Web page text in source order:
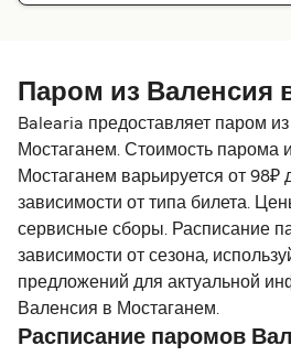
Паром из Валенсия
Balearia предоставляет паром
Мостаганем. Стоимость парома
Мостаганем варьируется от 98₽
зависимости от типа билета.
сервисные сборы. Расписание
зависимости от сезона,
предложений для актуальной
Валенсия в Мостаганем.
Расписание паромов